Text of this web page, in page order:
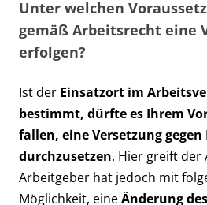
Unter welchen
gemäß Arbeitsrecht eine
erfolgen?
Ist der Einsatzort im
bestimmt, dürfte es Ihrem
fallen, eine Versetzung
durchzusetzen. Hier greift der
Arbeitgeber hat jedoch mit
Möglichkeit, eineÄnderung